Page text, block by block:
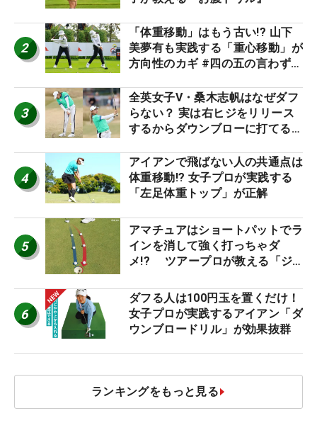
2
「体重移動」はもう古い!? 山下
美夢有も実践する「重心移動」が
方向性のカギ #四の五の言わず振
3
全英女子V・桑木志帆はなぜダフ
らない？ 実は右ヒジをリリース
するからダウンブローに打てる #
4
アイアンで飛ばない人の共通点は
体重移動!? 女子プロが実践する
「左足体重トップ」が正解
5
アマチュアはショートパットでラ
インを消して強く打っちゃダ
メ!? ツアープロが教える「ジ
減するワケ
6
ダフる人は100円玉を置くだけ！
女子プロが実践するアイアン「ダ
ウンブロードリル」が効果抜群
ランキングをもっと見る